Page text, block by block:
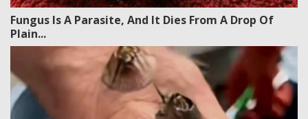
Fungus Is A Parasite, And It Dies From A Drop Of
Plain...